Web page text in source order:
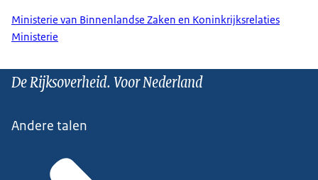
Ministerie van Binnenlandse Zaken en Koninkrijksrelaties
Ministerie
De Rijksoverheid. Voor Nederland
Andere talen